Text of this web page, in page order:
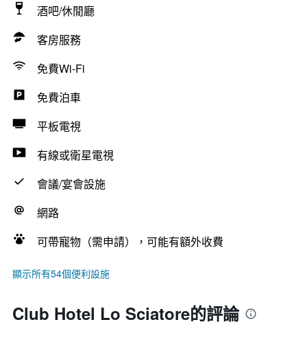
酒吧/休閒廳
客房服務
免費Wi-Fi
免費泊車
平板電視
有線或衛星電視
會議/宴會設施
網路
可帶寵物（需申請），可能有額外收費
顯示所有54個便利設施
Club Hotel Lo Sciatore的評論